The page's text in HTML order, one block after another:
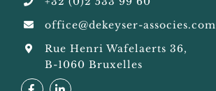
office@dekeyser-associes.com
Rue Henri Wafelaerts 36,
B-1060 Bruxelles